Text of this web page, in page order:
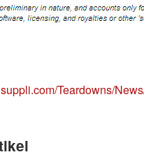
Teardowns/